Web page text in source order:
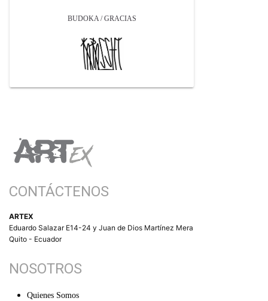
BUDOKA / GRACIAS
CONTÁCTENOS
ARTEX
Eduardo Salazar E14-24 y Juan de Dios Martínez Mera
Quito - Ecuador
NOSOTROS
Quienes Somos